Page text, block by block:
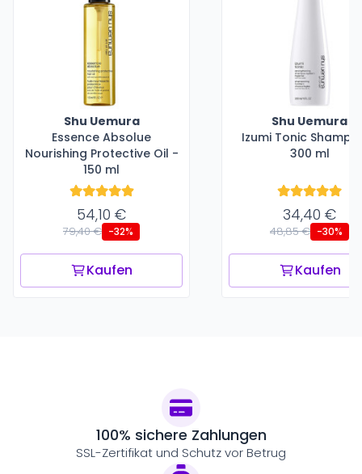
Shu Uemura
Essence Absolue
Nourishing Protective Oil -
150 ml
54,10 €
79,40 € -32%
Kaufen
Shu Uemura
Izumi Tonic
300 ml
34,40 €
48,85 € -30%
Kaufen
100% sichere Zahlungen
SSL-Zertifikat und Schutz vor Betrug